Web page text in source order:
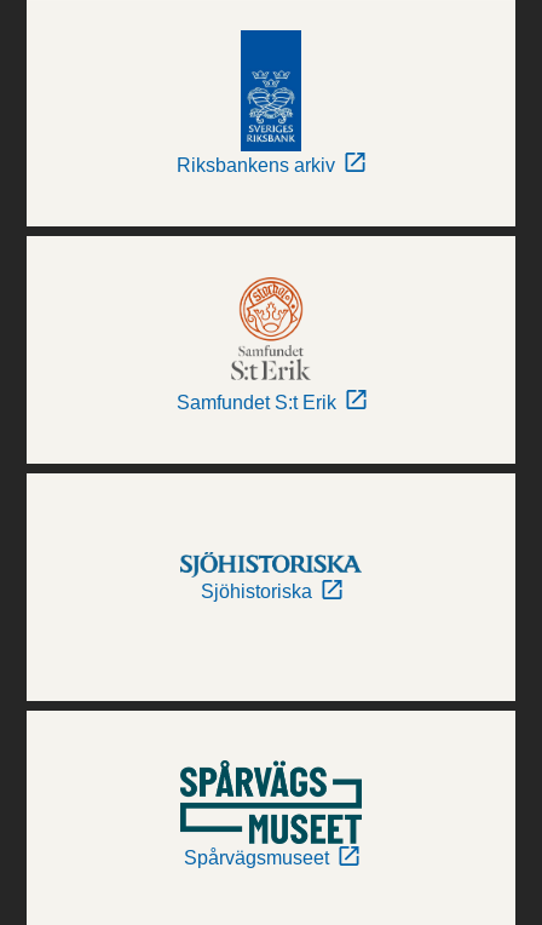
Riksbankens arkiv
Samfundet S:t Erik
Sjöhistoriska
Spårvägsmuseet